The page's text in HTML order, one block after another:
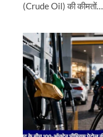
(Crude Oil) की कीमतों…